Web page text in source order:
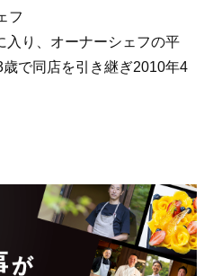
フ
入り、オーナーシェフの平
で同店を引き継ぎ2010年4